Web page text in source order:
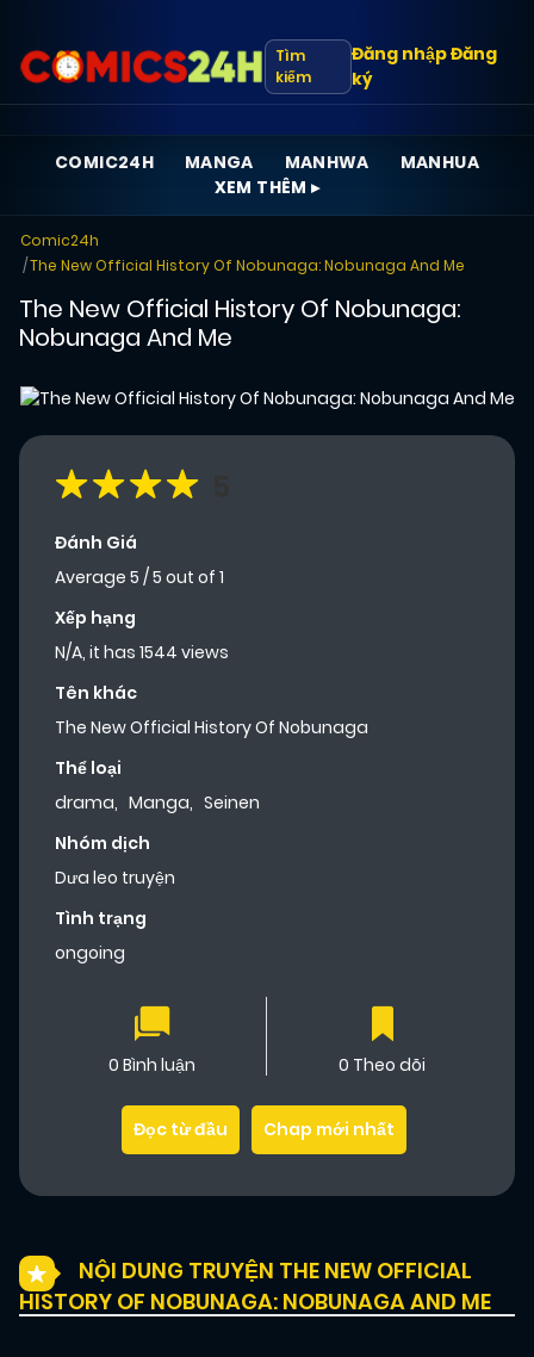
Tìm
kiếm
Đăng nhậpĐăng
ký
COMIC24H MANGA MANHWA
MANHUA
XEM THÊM ▸
Comic24h
The New Official History Of Nobunaga: Nobunaga And Me
The New Official History Of Nobunaga:
Nobunaga And Me
Đánh Giá
Average 5 /5 out of 1
Xếp hạng
N/A, it has 1544 views
Tên khác
The New Official History Of Nobunaga
Thể loại
drama, Manga, Seinen
Nhóm dịch
Dưa leo truyện
Tình trạng
ongoing
0 Bình luận 0 Theo dõi
Đọc từ đầu Chap mới nhất
NỘI DUNG TRUYỆN THE NEW OFFICIAL
HISTORY OF NOBUNAGA: NOBUNAGA AND ME